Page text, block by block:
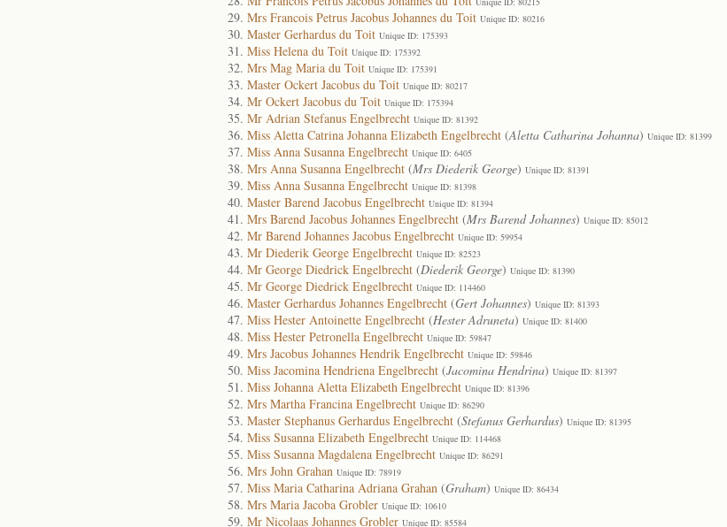
Mrs Francois Petrus Jacobus Johannes du Toit Unique ID: 80216
Master Gerhardus du Toit Unique ID: 175393
Miss Helena du Toit Unique ID: 175392
Mrs Mag Maria du Toit Unique ID: 175391
Master Ockert Jacobus du Toit Unique ID: 80217
Mr Ockert Jacobus du Toit Unique ID: 175394
Mr Adrian Stefanus Engelbrecht Unique ID: 81392
Miss Aletta Catrina Johanna Elizabeth Engelbrecht (Aletta Catharina Johanna) Unique ID: 81399
Miss Anna Susanna Engelbrecht Unique ID: 6405
Mrs Anna Susanna Engelbrecht (Mrs Diederik George) Unique ID: 81391
Miss Anna Susanna Engelbrecht Unique ID: 81398
Master Barend Jacobus Engelbrecht Unique ID: 81394
Mrs Barend Jacobus Johannes Engelbrecht (Mrs Barend Johannes) Unique ID: 85012
Mr Barend Johannes Jacobus Engelbrecht Unique ID: 59954
Mr Diederik George Engelbrecht Unique ID: 82523
Mr George Diedrick Engelbrecht (Diederik George) Unique ID: 81390
Mr George Diedrick Engelbrecht Unique ID: 114460
Master Gerhardus Johannes Engelbrecht (Gert Johannes) Unique ID: 81393
Miss Hester Antoinette Engelbrecht (Hester Adruneta) Unique ID: 81400
Miss Hester Petronella Engelbrecht Unique ID: 59847
Mrs Jacobus Johannes Hendrik Engelbrecht Unique ID: 59846
Miss Jacomina Hendriena Engelbrecht (Jacomina Hendrina) Unique ID: 81397
Miss Johanna Aletta Elizabeth Engelbrecht Unique ID: 81396
Mrs Martha Francina Engelbrecht Unique ID: 86290
Master Stephanus Gerhardus Engelbrecht (Stefanus Gerhardus) Unique ID: 81395
Miss Susanna Elizabeth Engelbrecht Unique ID: 114468
Miss Susanna Magdalena Engelbrecht Unique ID: 86291
Mrs John Grahan Unique ID: 78919
Miss Maria Catharina Adriana Grahan (Graham) Unique ID: 86434
Mrs Maria Jacoba Grobler Unique ID: 10610
Mr Nicolaas Johannes Grobler Unique ID: 85584